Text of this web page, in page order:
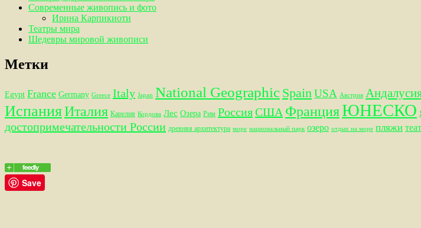
Современные живопись и фото
Ирина Карпикиоти
Театры мира
Шедевры мировой живописи
Метки
Egypt France Germany Greece Italy Japan National Geographic Spain USA Австрия
ИспанияИталия Карелия Кордова Лес Озера Рим РоссияСША ФранцияЮНЕСКО
достопримечательности России древняя архитектура море национальный парк озеро отдых на море пляжи
Save